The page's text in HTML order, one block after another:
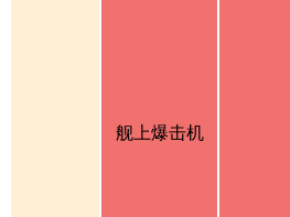
舰上爆击机